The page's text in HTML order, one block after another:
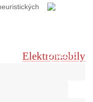
Elektromobily